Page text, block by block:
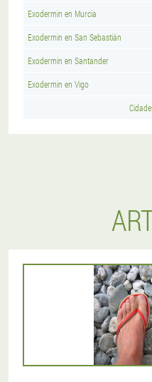
Exodermin en Murcia
Exodermin en San Sebastián
Exodermin en Santander
Exodermin en Vigo